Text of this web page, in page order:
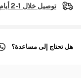
توصيل خلال 1-2 أيام عمل
هل تحتاج إلى مساعدة؟